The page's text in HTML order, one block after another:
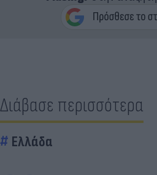
Διάβασε περισσότερα
Ελλάδα